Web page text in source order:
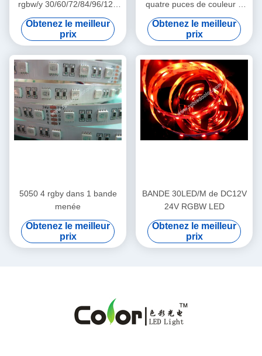
rgbw/y 30/60/72/84/96/120
LED par m
Obtenez le meilleur
prix
quatre puces de couleur à
l'intérieur des bandes
menées un par smd
Obtenez le meilleur
prix
5050 4 rgby dans 1 bande
menée
Obtenez le meilleur
prix
BANDE 30LED/M de DC12V
24V RGBW LED
Obtenez le meilleur
prix